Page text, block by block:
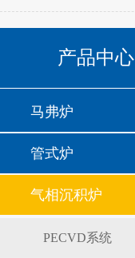
产品中心
马弗炉
管式炉
气相沉积炉
PECVD系统